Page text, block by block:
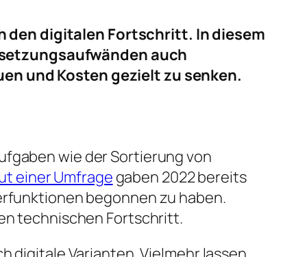
den digitalen Fortschritt. In diesem
auch
und Kosten gezielt zu senken.
wie der Sortierung von
einer Umfragegaben 2022 bereits
begonnen zu haben.
technischen Fortschritt.